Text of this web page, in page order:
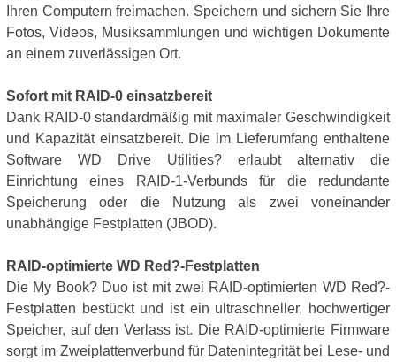
Ihren Computern freimachen. Speichern und sichern Sie Ihre
Fotos, Videos, Musiksammlungen und wichtigen Dokumente
an einem zuverlässigen Ort.
Sofort mit RAID-0 einsatzbereit
Dank RAID-0 standardmäßig mit maximaler Geschwindigkeit
und Kapazität einsatzbereit. Die im Lieferumfang enthaltene
Software WD Drive Utilities? erlaubt alternativ die
Einrichtung eines RAID-1-Verbunds für die redundante
Speicherung oder die Nutzung als zwei voneinander
unabhängige Festplatten (JBOD).
RAID-optimierte WD Red?-Festplatten
Die My Book? Duo ist mit zwei RAID-optimierten WD Red?-
Festplatten bestückt und ist ein ultraschneller, hochwertiger
Speicher, auf den Verlass ist. Die RAID-optimierte Firmware
sorgt im Zweiplattenverbund für Datenintegrität bei Lese- und